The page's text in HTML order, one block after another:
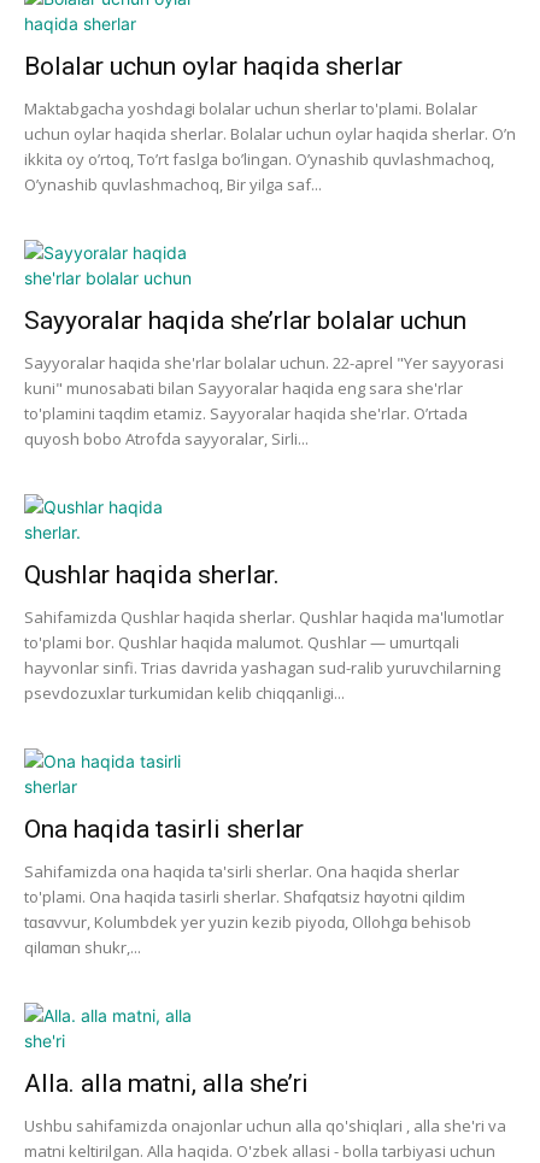
Bolalar uchun oylar haqida sherlar
Maktabgacha yoshdagi bolalar uchun sherlar to'plami. Bolalar
uchun oylar haqida sherlar. Bolalar uchun oylar haqida sherlar. O’n
ikkita oy o’rtoq, To’rt faslga bo’lingan. O’ynashib quvlashmachoq,
O’ynashib quvlashmachoq, Bir yilga saf...
Sayyoralar haqida she’rlar bolalar uchun
Sayyoralar haqida she'rlar bolalar uchun. 22-aprel "Yer sayyorasi
kuni" munosabati bilan Sayyoralar haqida eng sara she'rlar
to'plamini taqdim etamiz. Sayyoralar haqida she'rlar. O’rtada
quyosh bobo Atrofda sayyoralar, Sirli...
Qushlar haqida sherlar.
Sahifamizda Qushlar haqida sherlar. Qushlar haqida ma'lumotlar
to'plami bor. Qushlar haqida malumot. Qushlar — umurtqali
hayvonlar sinfi. Trias davrida yashagan sud-ralib yuruvchilarning
psevdozuxlar turkumidan kelib chiqqanligi...
Ona haqida tasirli sherlar
Sahifamizda ona haqida ta'sirli sherlar. Ona haqida sherlar
to'plami. Ona haqida tasirli sherlar. Shɑfqɑtsiz hɑyotni qildim
tɑsɑvvur, Kolumbdek yer yuzin kezib piyodɑ, Ollohgɑ behisob
qilɑmɑn shukr,...
Alla. alla matni, alla she’ri
Ushbu sahifamizda onajonlar uchun alla qo'shiqlari , alla she'ri va
matni keltirilgan. Alla haqida. O'zbek allasi - bolla tarbiyasi uchun